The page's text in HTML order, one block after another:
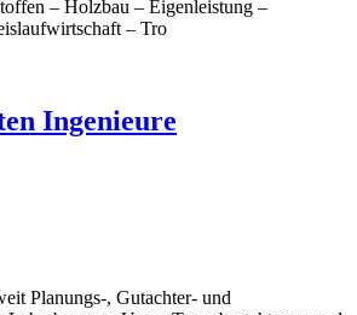
– Holzbau – Eigenleistung –
– Tro
Ingenieure
Planungs-, Gutachter- und